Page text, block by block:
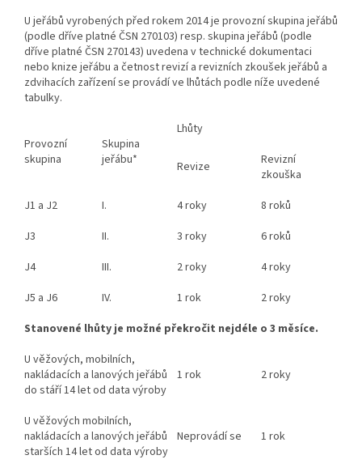
U jeřábů vyrobených před rokem 2014 je provozní skupina jeřábů
(podle dříve platné ČSN 270103) resp. skupina jeřábů (podle
dříve platné ČSN 270143) uvedena v technické dokumentaci
nebo knize jeřábu a četnost revizí a revizních zkoušek jeřábů a
zdvihacích zařízení se provádí ve lhůtách podle níže uvedené
tabulky.
Provozní
skupina
Skupina
jeřábu*
Lhůty
Revize
Revizní
zkouška
J1 a J2
I. 4 roky
8 roků
J3
II. 3 roky
6 roků
J4
III. 2 roky
4 roky
J5 a J6
IV. 1 rok
2 roky
Stanovené lhůty je možné překročit nejdéle o 3 měsíce.
U věžových, mobilních,
nakládacích a lanových jeřábů
do stáří 14 let od data výroby
1 rok 2 roky
U věžových mobilních,
nakládacích a lanových jeřábů
starších 14 let od data výroby
Neprovádí se 1 rok